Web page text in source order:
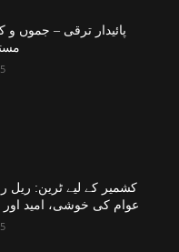
پائیدار ترقی – جموں
کشمیر کے لیے ٹرین: ریل
عوام کی خوشی، امید اور